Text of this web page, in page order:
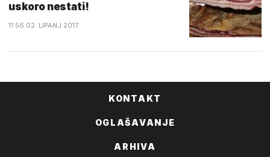
uskoro nestati!
11:56 02. LIPANJ 2017.
KONTAKT
OGLAŠAVANJE
ARHIVA